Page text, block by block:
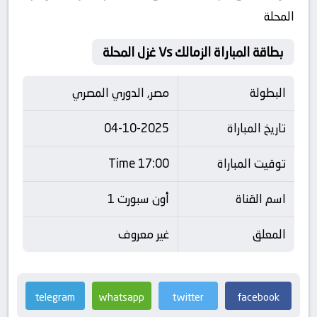
المحلة
بطاقة المباراة الزمالك Vs غزل المحلة
البطولة
مصر, الدوري المصري
تاريخ المباراة
04-10-2025
توقيت المباراة
17:00 Time
اسم القناة
أون سبورت 1
المعلق
غير معروف
facebook
twitter
whatsapp
telegram